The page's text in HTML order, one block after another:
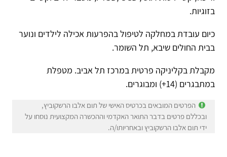
בזוגיות.
כיום עובדת במחלקה לטיפול בהפרעות אכילה לילדים ונוער
בבית החולים שיבא, תל השומר.
מקבלת בקליניקה פרטית במרכז תל אביב. מטפלת
במתבגרים (14+) ומבוגרים.
הפרטים המובאים בכרטיס האישי של תום אלבו הרשקוביץ,
ובכללם פרטים בדבר התואר האקדמי וההכשרה המקצועית נוסחו על
ידי תום אלבו הרשקוביץ ובאחריותו/ה.